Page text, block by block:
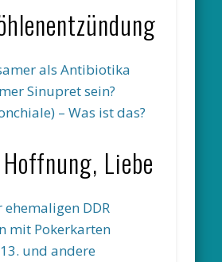
als Antibiotika
Sinupret sein?
– Was ist das?
Liebe
ehemaligen DDR
mit Pokerkarten
und andere